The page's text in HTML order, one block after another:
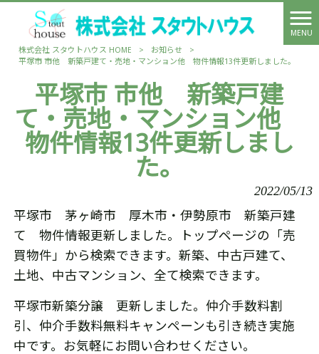
MENU
株式会社 スタウトハウス HOME
> お知らせ
>
平塚市 市他 新築戸建て・売地・マンション他 物件情報13件更新しました。
平塚市 市他 新築戸建
て・売地・マンション他
物件情報13件更新しまし
た。
2022/05/13
平塚市 茅ヶ崎市 厚木市・伊勢原市 新築戸建
て 物件情報更新しました。トップページの「売
買物件」から検索できます。新築、中古戸建て、
土地、中古マンション、全て検索できます。
平塚市新築分譲 更新しました。仲介手数料割
引、仲介手数料無料キャンペーンも引き続き実施
中です。お気軽にお問い合わせください。